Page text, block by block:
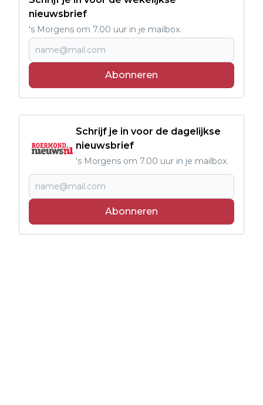
nieuwsbrief
's Morgens om 7.00 uur in je mailbox.
Abonneren
Schrijf je in voor de dagelijkse
nieuwsbrief
's Morgens om 7.00 uur in je mailbox.
Abonneren